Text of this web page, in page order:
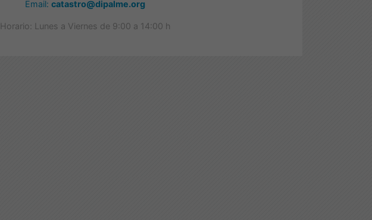
Email: catastro@dipalme.org
Horario: Lunes a Viernes de 9:00 a 14:00 h